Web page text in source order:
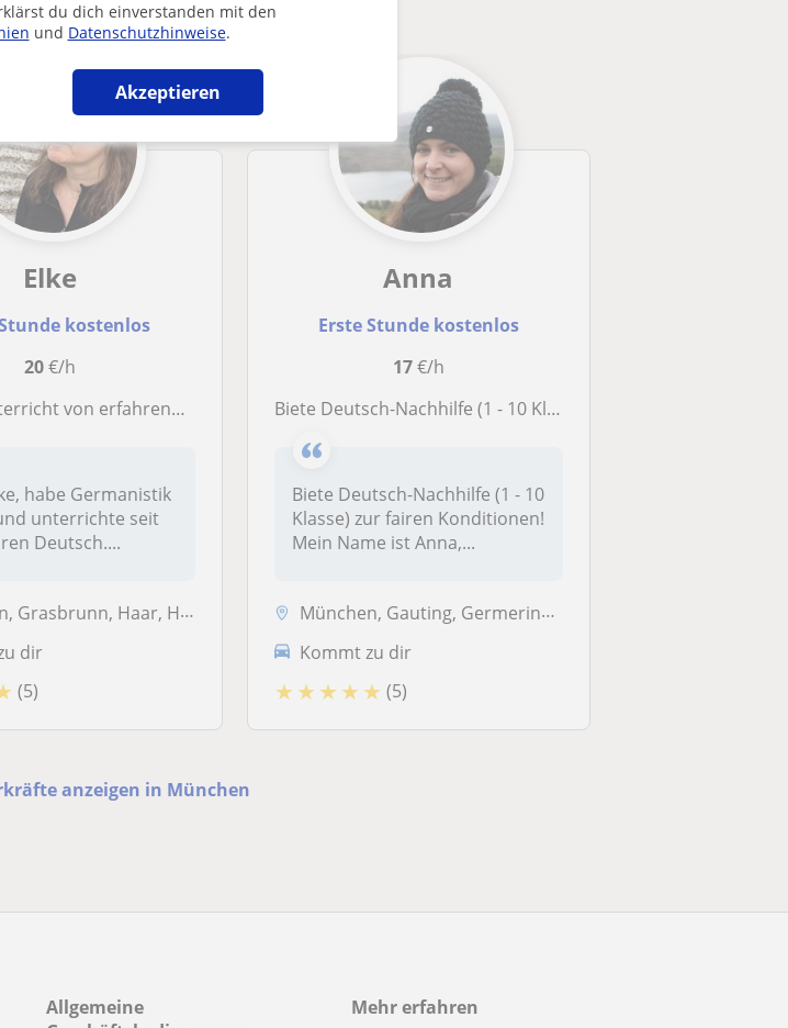
du dich einverstanden mit den
und Datenschutzhinweise.
Akzeptieren
Elke
kostenlos
20€/h
erfahrener Lehrkraft online oder vor Ort
habe Germanistik
unterrichte seit
Deutsch....
Hohenbrunn, Neubiberg, Ottobrunn, Putzbrunn,...
dir
(5)
Anna
Erste Stunde kostenlos
17€/h
Biete Deutsch-Nachhilfe (1 - 10 Klasse) zur fairen Konditionen an
Biete Deutsch-Nachhilfe (1 - 10
Klasse) zur fairen Konditionen!
Mein Name ist Anna,...
München, Gauting, Germering, Gilching, Gräfelfing, Krailling, Planegg,...
Kommt zu dir
★ ★ ★ ★ ★ (5)
anzeigen in München
Allgemeine
Mehr erfahren